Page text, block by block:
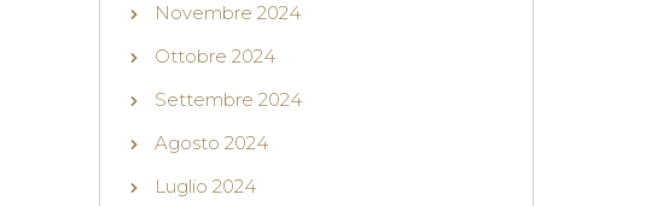
Novembre 2024
Ottobre 2024
Settembre 2024
Agosto 2024
Luglio 2024